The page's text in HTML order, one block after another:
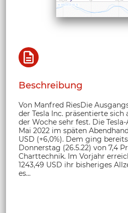
Beschreibung
Von Manfred RiesDie
der Tesla Inc. präsentierte
der Woche sehr fest. Die
Mai 2022 im späten
USD (+6,0%). Dem ging
Donnerstag (26.5.22) von 7,4
Charttechnik. Im Vorjahr
1243,49 USD ihr bisheriges
es...